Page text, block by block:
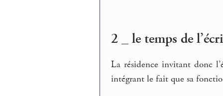
2 _ le temps de
La résidence invitant donc
intégrant le fait que sa